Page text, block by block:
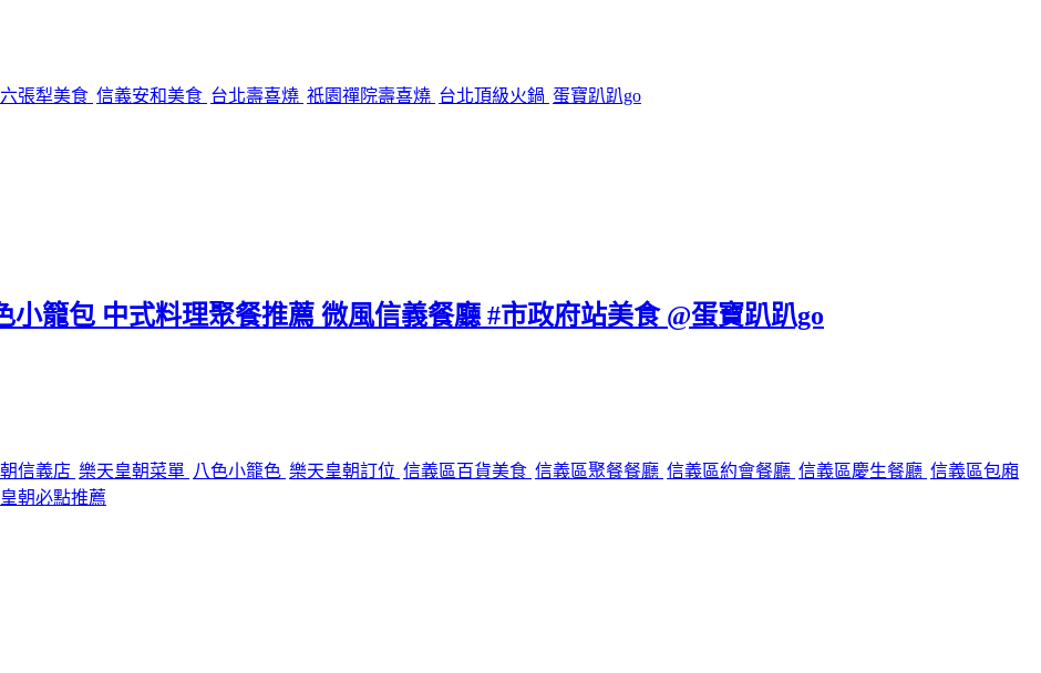
六張犁美食 信義安和美食 台北壽喜燒 祇園禪院壽喜燒 台北頂級火鍋 蛋寶趴趴go
籠包 中式料理聚餐推薦 微風信義餐廳 #市政府站美食 @蛋寶趴趴go
信義店 樂天皇朝菜單 八色小籠色 樂天皇朝訂位 信義區百貨美食 信義區聚餐餐廳 信義區約會餐廳 信義區慶生餐廳 信義區包廂
朝必點推薦